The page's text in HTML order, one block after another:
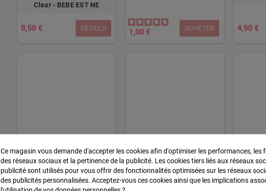
Clear - BEBE EST NE
8,50 € DÉTAILS 1,00 € ACHETER 4,90 €
Mot décoratif "bonheur" en
bois à décorer
Tampon bois rectangle
message all over feuilles
Ce magasin vous demande d'accepter les cookies afin d'optimiser les performances, les
des réseaux sociaux et la pertinence de la publicité. Les cookies tiers liés aux réseaux
publicité sont utilisés pour vous offrir des fonctionnalités optimisées sur les réseaux
des publicités personnalisées. Acceptez-vous ces cookies ainsi que les implications